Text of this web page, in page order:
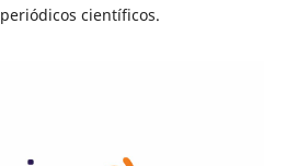
científicos.